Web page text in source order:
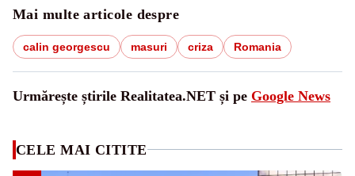
Mai multe articole despre
calin georgescu masuri criza Romania
Urmărește știrile Realitatea.NET și pe Google News
CELE MAI CITITE